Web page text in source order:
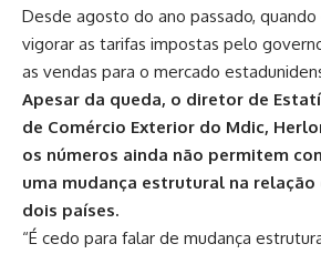
Desde agosto do ano passado, quando
vigorar as tarifas impostas pelo
as vendas para o mercado
Apesar da queda, o diretor de
de Comércio Exterior do Mdic,
os números ainda não permitem
uma mudança estrutural na
dois países.
“É cedo para falar de mudança